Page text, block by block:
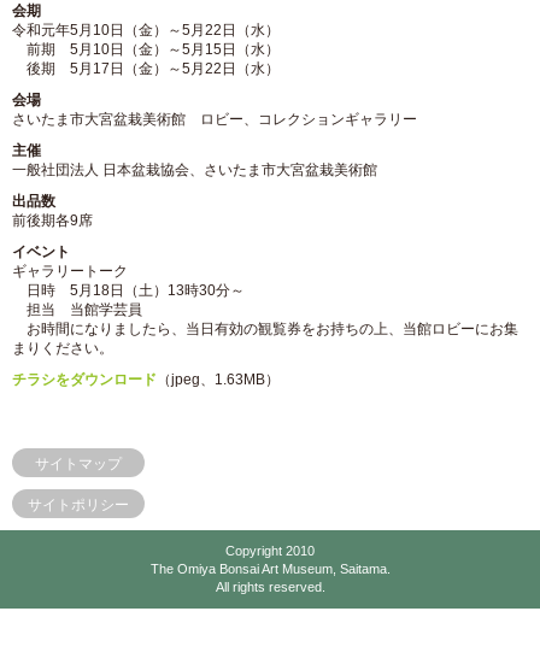
会期
令和元年5月10日（金）～5月22日（水）
前期 5月10日（金）～5月15日（水）
後期 5月17日（金）～5月22日（水）
会場
さいたま市大宮盆栽美術館 ロビー、コレクションギャラリー
主催
一般社団法人 日本盆栽協会、さいたま市大宮盆栽美術館
出品数
前後期各9席
イベント
ギャラリートーク
日時 5月18日（土）13時30分～
担当 当館学芸員
お時間になりましたら、当日有効の観覧券をお持ちの上、当館ロビーにお集
まりください。
チラシをダウンロード （jpeg、1.63MB）
サイトマップ
サイトポリシー
Copyright 2010
The Omiya Bonsai Art Museum, Saitama.
All rights reserved.